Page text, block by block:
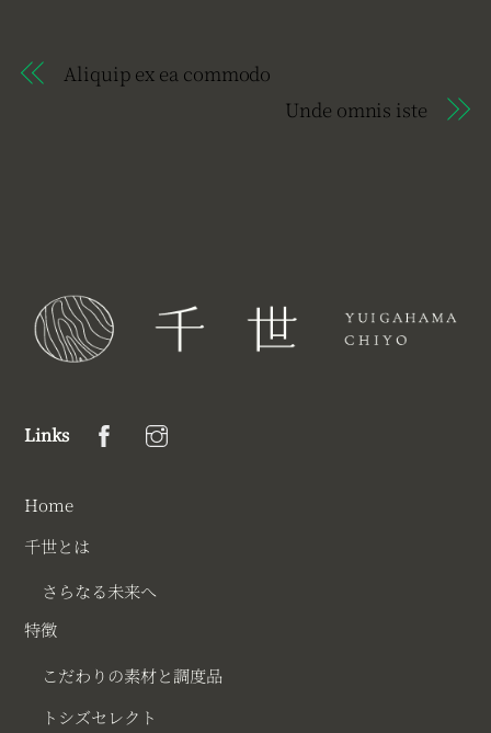
Aliquip ex ea commodo
Unde omnis iste
Links
Home
千世とは
さらなる未来へ
特徴
こだわりの素材と調度品
トシズセレクト